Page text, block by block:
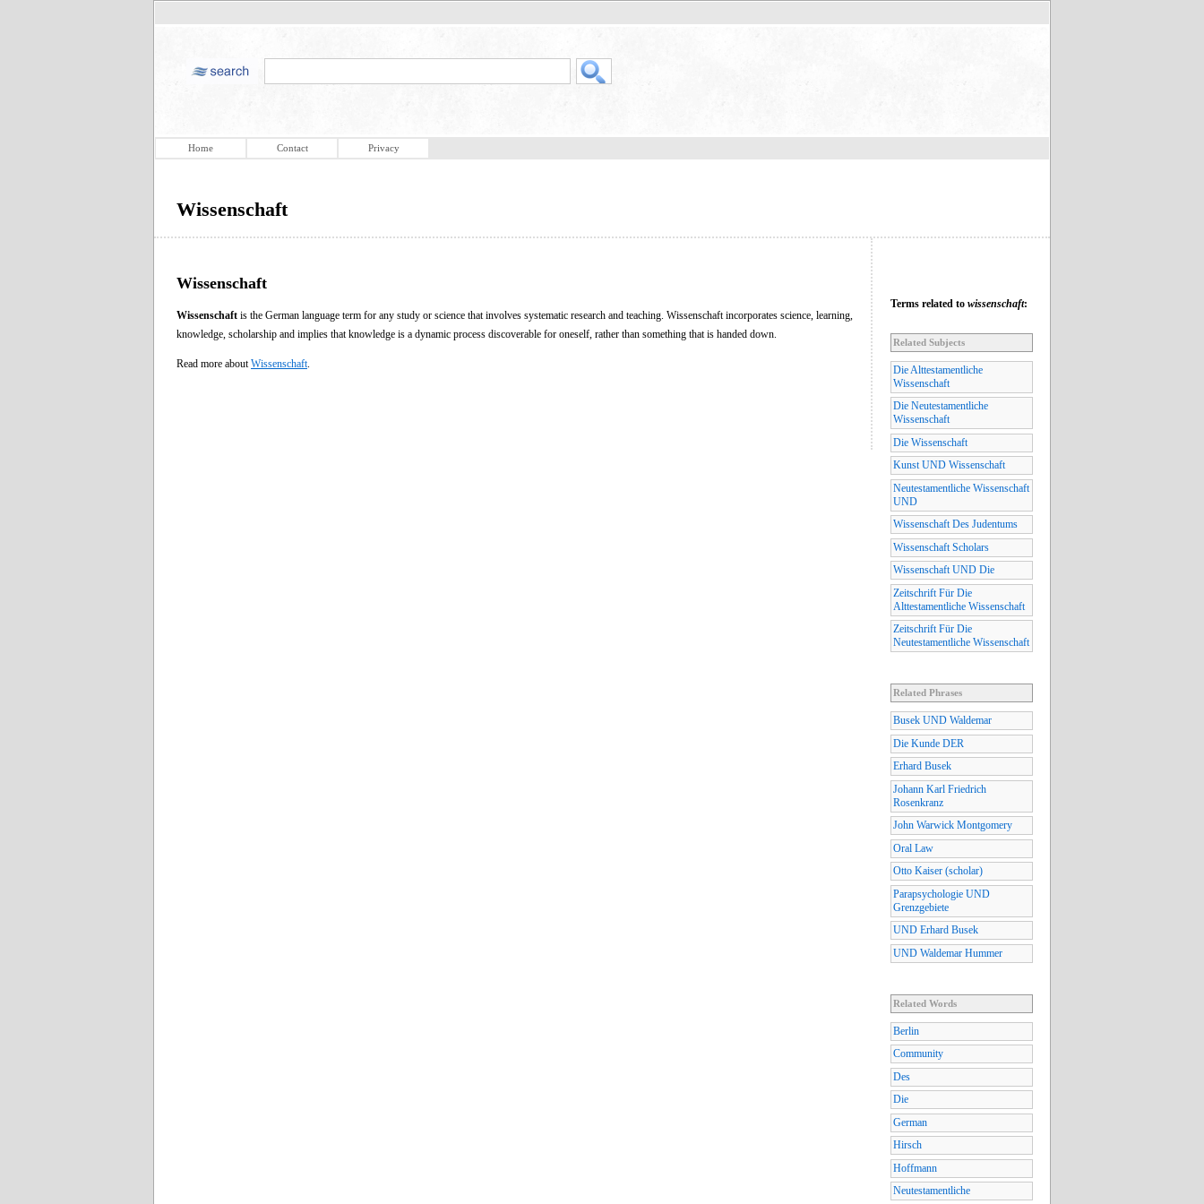
Home Contact Privacy
Wissenschaft
Wissenschaft
Wissenschaft is the German language term for any study or science that involves systematic research and teaching. Wissenschaft incorporates science, learning,
knowledge, scholarship and implies that knowledge is a dynamic process discoverable for oneself, rather than something that is handed down.
Read more about Wissenschaft
Terms related to wissenschaft:
Related Subjects
Die Alttestamentliche
Wissenschaft
Die Neutestamentliche
Wissenschaft
Die Wissenschaft
Kunst UND Wissenschaft
Neutestamentliche Wissenschaft
UND
Wissenschaft Des Judentums
Wissenschaft Scholars
Wissenschaft UND Die
Zeitschrift Für Die
Alttestamentliche Wissenschaft
Zeitschrift Für Die
Neutestamentliche Wissenschaft
Related Phrases
Busek UND Waldemar
Die Kunde DER
Erhard Busek
Johann Karl Friedrich
Rosenkranz
John Warwick Montgomery
Oral Law
Otto Kaiser (scholar)
Parapsychologie UND
Grenzgebiete
UND Erhard Busek
UND Waldemar Hummer
Related Words
Berlin
Community
Des
Die
German
Hirsch
Hoffmann
Neutestamentliche